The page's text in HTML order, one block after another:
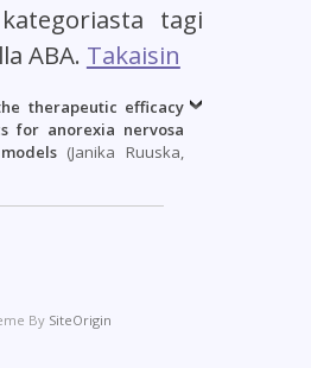
tagi
ABA. Takaisin
therapeutic efficacy
for anorexia nervosa
(Janika Ruuska,
By SiteOrigin